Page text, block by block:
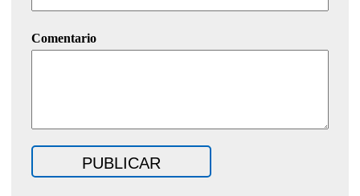
Comentario